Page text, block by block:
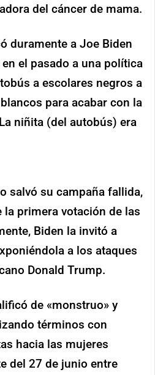
del cáncer de mama.
duramente a Joe Biden
el pasado a una política
a escolares negros a
para acabar con la
niñita (del autobús) era
salvó su campaña fallida,
primera votación de las
Biden la invitó a
a los ataques
Donald Trump.
de «monstruo» y
términos con
hacia las mujeres
del 27 de junio entre